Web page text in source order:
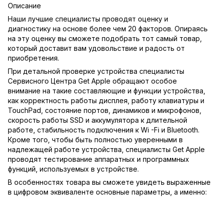
Описание
Наши лучшие специалисты проводят оценку и
диагностику на основе более чем 20 факторов. Опираясь
на эту оценку вы сможете подобрать тот самый товар,
который доставит вам удовольствие и радость от
приобретения.
При детальной проверке устройства специалисты
Сервисного Центра Get Apple обращают особое
внимание на такие составляющие и функции устройства,
как корректность работы дисплея, работу клавиатуры и
TouchPad, состояние портов, динамиков и микрофонов,
скорость работы SSD и аккумулятора к длительной
работе, стабильность подключения к Wi -Fi и Bluetooth.
Кроме того, чтобы быть полностью уверенными в
надлежащей работе устройства, специалисты Get Apple
проводят тестирование аппаратных и программных
функций, используемых в устройстве.
В особенностях товара вы сможете увидеть выраженные
в цифровом эквиваленте основные параметры, а именно: